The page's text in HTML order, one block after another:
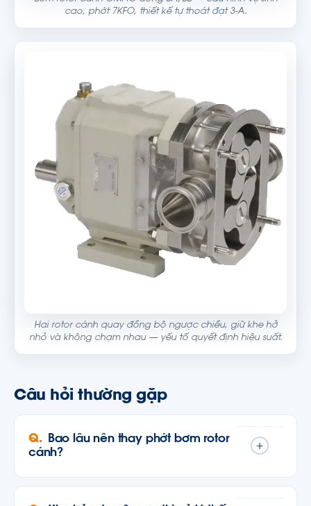
cao, phớt 7KFO, thiết kế tự thoát đạt 3-A.
Hai rotor cánh quay đồng bộ ngược chiều, giữ khe hở
nhỏ và không chạm nhau — yếu tố quyết định hiệu suất.
Câu hỏi thường gặp
Bao lâu nên thay phớt bơm rotor
cánh?
+